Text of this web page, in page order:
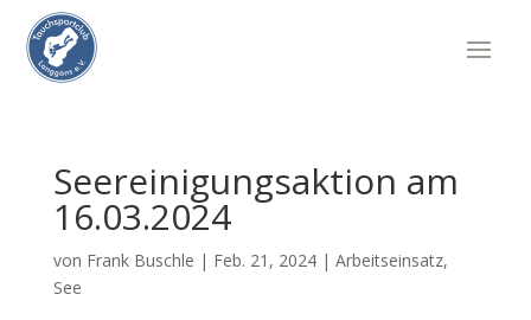
Seereinigungsaktion am
16.03.2024
von Frank Buschle | Feb. 21, 2024| Arbeitseinsatz,
See